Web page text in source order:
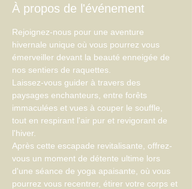
À propos de l'événement
Rejoignez-nous pour une aventure
hivernale unique où vous pourrez vous
émerveiller devant la beauté enneigée de
nos sentiers de raquettes.
Laissez-vous guider à travers des
paysages enchanteurs, entre forêts
immaculées et vues à couper le souffle,
tout en respirant l'air pur et revigorant de
l'hiver.
Après cette escapade revitalisante, offrez-
vous un moment de détente ultime lors
d'une séance de yoga apaisante, où vous
pourrez vous recentrer, étirer votre corps et